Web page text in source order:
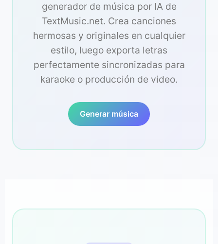
generador de música por IA de
TextMusic.net. Crea canciones
hermosas y originales en cualquier
estilo, luego exporta letras
perfectamente sincronizadas para
karaoke o producción de video.
Generar música